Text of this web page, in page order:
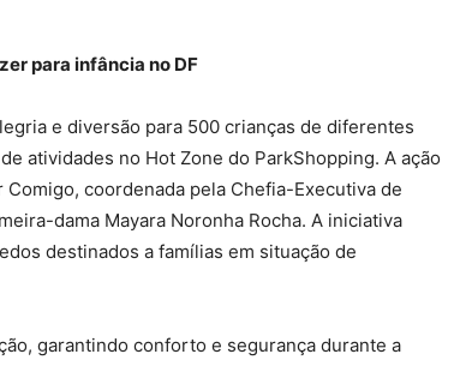
para infância no DF
e diversão para 500 crianças de diferentes
atividades no Hot Zone do ParkShopping. A ação
Comigo, coordenada pela Chefia-Executiva de
dama Mayara Noronha Rocha. A iniciativa
destinados a famílias em situação de
garantindo conforto e segurança durante a